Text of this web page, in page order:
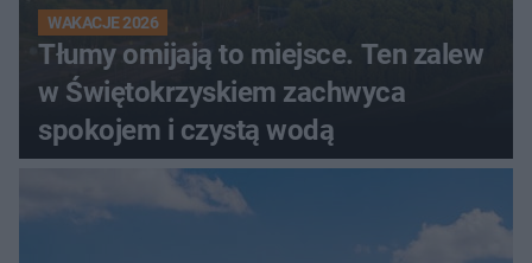
WAKACJE 2026
Tłumy omijają to miejsce. Ten zalew
w Świętokrzyskiem zachwyca
spokojem i czystą wodą